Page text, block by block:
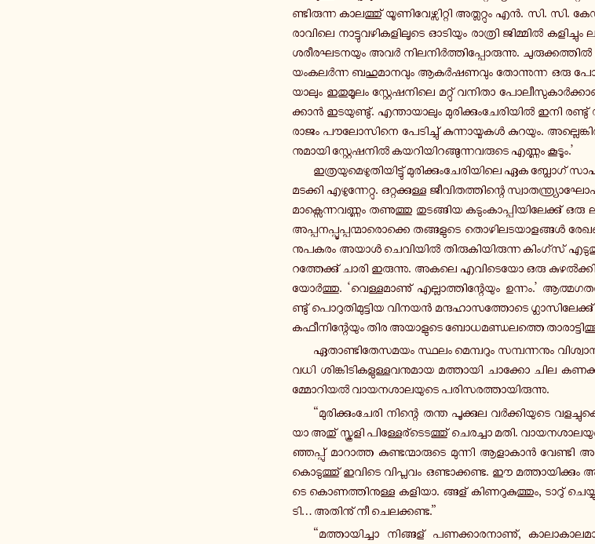
ണ്ടി­രു­ന്ന കാ­ല­ത്തു് യൂ­ണി­വേ­ഴ്സി­റ്റി അ­ത്ല­റ്റും എൻ. സി. സി.
രാ­വി­ലെ നാ­ട്ടു­വ­ഴി­ക­ളി­ലൂ­ടെ ഓ­ടി­യും രാ­ത്രി ജി­മ്മിൽ
ശ­രീ­ര­ഘ­ട­ന­യും അവർ നി­ല­നിർ­ത്തി­പ്പോ­രു­ന്നു. ചു­രു­ക്ക­ത്തിൽ
യം­ക­ലർ­ന്ന ബ­ഹു­മാ­ന­വും ആ­കർ­ഷ­ണ­വും തോ­ന്നു­ന്ന ഒരു
യാ­ലും ഇ­തു­മൂ­ലം സ്റ്റേ­ഷ­നി­ലെ മ­റ്റു് വനിതാ
ക്കാൻ ഇ­ട­യു­ണ്ടു്. എ­ന്താ­യാ­ലും മു­രി­ക്കും­ചേ­രി­യിൽ ഇനി
രാജം പൗ­ലോ­സി­നെ പേ­ടി­ച്ചു് കു­ന്നാ­യ്മ­കൾ കു­റ­യും.
നു­മാ­യി സ്റ്റേ­ഷ­നിൽ ക­യ­റി­യി­റ­ങ്ങു­ന്ന­വ­രു­ടെ എണ്ണം കൂടൂം.’
ഇ­ത്ര­യു­മെ­ഴു­തി­യി­ട്ടു് മു­രി­ക്കും­ചേ­രി­യി­ലെ ഏക ബ്ലോ­ഗ്
മ­ട­ക്കി എ­ഴു­ന്നേ­റ്റു. ഒ­റ്റ­ക്കു­ള്ള ജീ­വി­ത­ത്തി­ന്റെ
മാ­ക്സെ­ന്ന­വ­ണ്ണം ത­ണു­ത്തു തു­ട­ങ്ങി­യ ക­ടും­കാ­പ്പി­യി­ലേ­ക്കു് ഒരു
അ­പ്പ­ന­പ്പൂ­പ്പ­ന്മാ­രൊ­ക്കെ ത­ങ്ങ­ളു­ടെ തൊ­ഴി­ല­ട­യാ­ള­ങ്ങൾ
നു­പ­ക­രം അയാൾ ചെ­വി­യിൽ തി­രു­കി­യി­രു­ന്ന കിം­ഗ്സ് എ­ടു­ത്തു്
റ­ത്തേ­ക്കു് ചാരി ഇ­രു­ന്നു. അകലെ എ­വി­ടെ­യോ ഒരു
യോർ­ത്തു. ‘വെ­ള്ള­മാ­ണു് എ­ല്ലാ­ത്തി­ന്റേ­യും ഉന്നം.’
ണ്ടു് പൊ­റു­തി­മു­ട്ടി­യ വിനയൻ മ­ന്ദ­ഹാ­സ­ത്തോ­ടെ
ക­ഫീ­നി­ന്റേ­യും തിര അ­യാ­ളു­ടെ ബോ­ധ­മ­ണ്ഡ­ല­ത്തെ
ഏ­താ­ണ്ടി­തേ­സ­മ­യം സ്ഥലം മെ­മ്പ­റും സ­മ്പ­ന്ന­നും
വ­ധി ശി­ങ്കി­ടി­ക­ളു­ള്ള­വ­നു­മാ­യ മ­ത്താ­യി ചാ­ക്കോ ചില
മ്മോ­റി­യൽ വാ­യ­ന­ശാ­ല­യു­ടെ പ­രി­സ­ര­ത്താ­യി­രു­ന്നു.
“മു­രി­ക്കും­ചേ­രി നി­ന്റെ തന്ത പൂ­ക്കു­ല വർ­ക്കി­യു­ടെ
യാ അതു് സ്കൂ­ളി പി­ള്ളേ­ര്ടെ­ട­ത്തു് ചെ­ര­ച്ചാ മതി.
ഞ്ഞ­പ്പു് മാ­റാ­ത്ത കു­ണ്ട­ന്മാ­രു­ടെ മു­ന്നി ആ­ളാ­കാൻ വേ­ണ്ടി
കൊ­ടു­ത്തു് ഇവിടെ വി­പ്ല­വം ഒ­ണ്ടാ­ക്ക­ണ്ട. ഈ മ­ത്താ­യി­ക്കും
ടെ കൊ­ണ­ത്തി­നു­ള്ള കളിയാ. ങ്ങള് കി­ണ­റു­കു­ത്തും, ടാറു്
ടി… അ­തി­നു് നീ ചെ­ല­ക്ക­ണ്ട.”
“മ­ത്താ­യി­ച്ചാ നി­ങ്ങ­ള് പ­ണ­ക്കാ­ര­നാ­ണു്,